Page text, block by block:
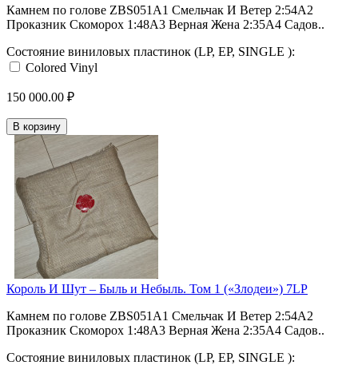
Камнем по голове ZBS051A1 Смельчак И Ветер 2:54A2
Проказник Скоморох 1:48A3 Верная Жена 2:35A4 Садов..
Состояние виниловых пластинок (LP, EP, SINGLE ):
Colored Vinyl
150 000.00 ₽
В корзину
Король И Шут ‎– Быль и Небыль. Том 1 («Злодеи») 7LP
Камнем по голове ZBS051A1 Смельчак И Ветер 2:54A2
Проказник Скоморох 1:48A3 Верная Жена 2:35A4 Садов..
Состояние виниловых пластинок (LP, EP, SINGLE ):